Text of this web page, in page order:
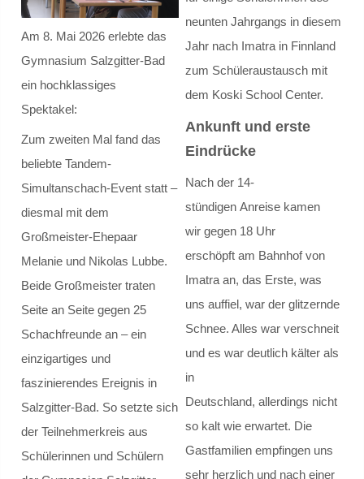
Gremien
Schulvorstand
Schulordnung
Berufliche Orientierung
Konzept
Leuchtturmschule
Step.ing
Schulsozialarbeit
Schulsozialarbeit
Am 8. Mai 2026 erlebte das
Gymnasium Salzgitter-Bad
ein hochklassiges
Spektakel:
Zum zweiten Mal fand das
beliebte Tandem-
Simultanschach-Event statt –
diesmal mit dem
Großmeister-Ehepaar
Melanie und Nikolas Lubbe.
Beide Großmeister traten
Seite an Seite gegen 25
Schachfreunde an – ein
einzigartiges und
faszinierendes Ereignis in
Salzgitter-Bad. So setzte sich
der Teilnehmerkreis aus
Schülerinnen und Schülern
neunten Jahrgangs in diesem
Jahr nach Imatra in Finnland
zum Schüleraustausch mit
dem Koski School Center.
Ankunft und erste
Eindrücke
Nach der 14-
stündigen Anreise kamen
wir gegen 18 Uhr
erschöpft am Bahnhof von
Imatra an, das Erste, was
uns auffiel, war der glitzernde
Schnee. Alles war verschneit
und es war deutlich kälter als
in
Deutschland, allerdings nicht
so kalt wie erwartet. Die
Gastfamilien empfingen uns
sehr herzlich und nach einer